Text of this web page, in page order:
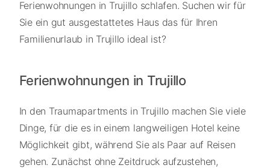
Ferienwohnungen in Trujillo schlafen. Suchen wir für
Sie ein gut ausgestattetes Haus das für Ihren
Familienurlaub in Trujillo ideal ist?
Ferienwohnungen in Trujillo
In den Traumapartments in Trujillo machen Sie viele
Dinge, für die es in einem langweiligen Hotel keine
Möglichkeit gibt, während Sie als Paar auf Reisen
gehen. Zunächst ohne Zeitdruck aufzustehen,